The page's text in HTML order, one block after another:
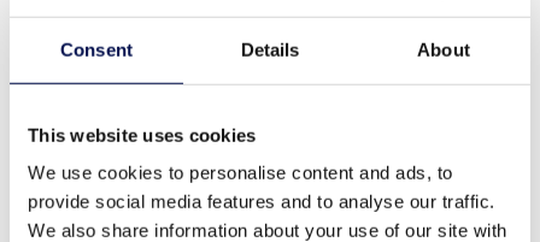
Consent Details About
This website uses cookies
We use cookies to personalise content and ads, to
provide social media features and to analyse our traffic.
We also share information about your use of our site with
ościeżnic, w których umieszcza się specjalne szyby – w
przypadku pożaru skutecznie zapobiegają rozprzestrzenianiu
się ognia i dymu przez co najmniej 30 minut. Nie określono
stronie przeciwnej do ognia. Szyby te są często stosowane w
naświetlach w budynkach biurowych i administracyjnych lub w
miejscach wymagających oświetlenia pośredniego.